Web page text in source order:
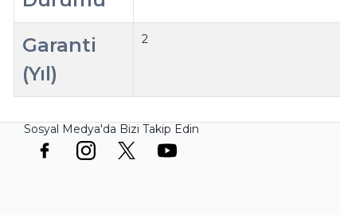
Garanti
(Yıl)
2
Sosyal Medya'da Bizi Takip Edin